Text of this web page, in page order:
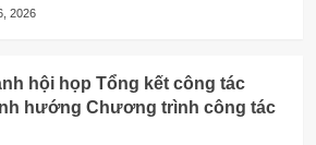
2026
hội họp Tổng kết công tác
hướng Chương trình công tác